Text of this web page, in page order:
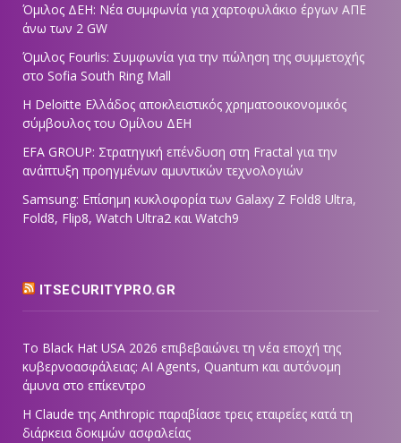
Όμιλος ΔΕΗ: Νέα συμφωνία για χαρτοφυλάκιο έργων ΑΠΕ
άνω των 2 GW
Όμιλος Fourlis: Συμφωνία για την πώληση της συμμετοχής
στο Sofia South Ring Mall
Η Deloitte Ελλάδος αποκλειστικός χρηματοοικονομικός
σύμβουλος του Ομίλου ΔΕΗ
EFA GROUP: Στρατηγική επένδυση στη Fractal για την
ανάπτυξη προηγμένων αμυντικών τεχνολογιών
Samsung: Επίσημη κυκλοφορία των Galaxy Z Fold8 Ultra,
Fold8, Flip8, Watch Ultra2 και Watch9
ITSECURITYPRO.GR
Το Black Hat USA 2026 επιβεβαιώνει τη νέα εποχή της
κυβερνοασφάλειας: AI Agents, Quantum και αυτόνομη
άμυνα στο επίκεντρο
Η Claude της Anthropic παραβίασε τρεις εταιρείες κατά τη
διάρκεια δοκιμών ασφαλείας